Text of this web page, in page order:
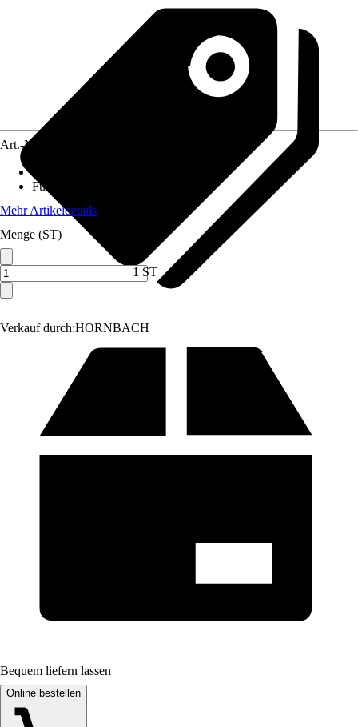
Verkauf durch:HORNBACH
Art.-Nr.
Funktionen
Mehr Artikeldetails
Menge (ST)
1 ST
Bequem liefern lassen
Online bestellen